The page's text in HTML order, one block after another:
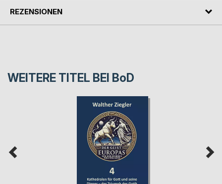
REZENSIONEN
WEITERE TITEL BEI BoD